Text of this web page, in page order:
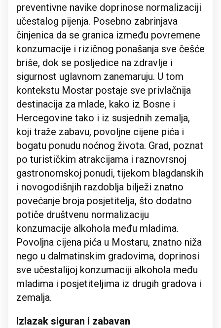
preventivne navike doprinose normalizaciji
učestalog pijenja. Posebno zabrinjava
činjenica da se granica između povremene
konzumacije i rizičnog ponašanja sve češće
briše, dok se posljedice na zdravlje i
sigurnost uglavnom zanemaruju. U tom
kontekstu Mostar postaje sve privlačnija
destinacija za mlade, kako iz Bosne i
Hercegovine tako i iz susjednih zemalja,
koji traže zabavu, povoljne cijene pića i
bogatu ponudu noćnog života. Grad, poznat
po turističkim atrakcijama i raznovrsnoj
gastronomskoj ponudi, tijekom blagdanskih
i novogodišnjih razdoblja bilježi znatno
povećanje broja posjetitelja, što dodatno
potiče društvenu normalizaciju
konzumacije alkohola među mladima.
Povoljna cijena pića u Mostaru, znatno niža
nego u dalmatinskim gradovima, doprinosi
sve učestalijoj konzumaciji alkohola među
mladima i posjetiteljima iz drugih gradova i
zemalja.
Izlazak siguran i zabavan